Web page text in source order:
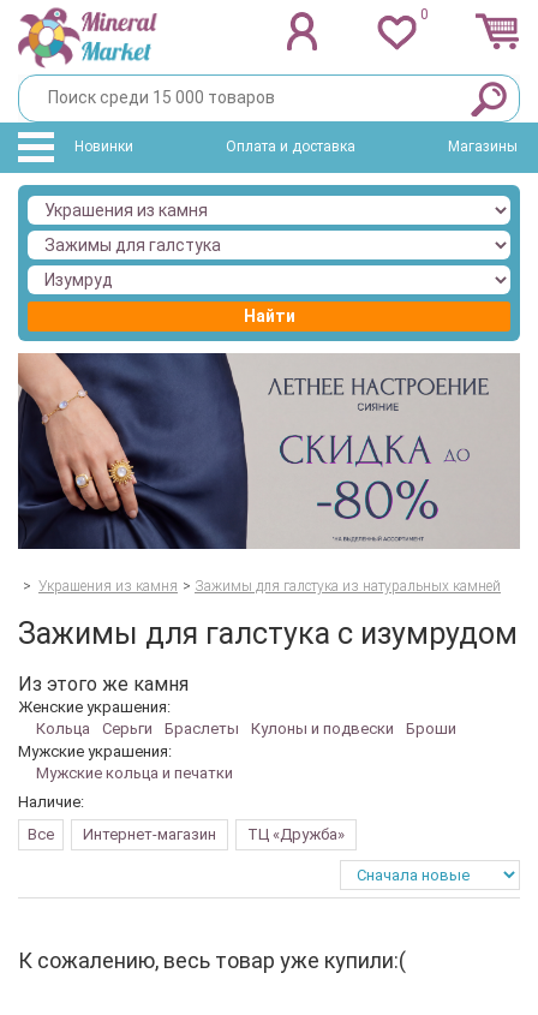
0
Новинки Оплата и доставка Магазины
Найти
> Украшения из камня > Зажимы для галстука из натуральных камней
Зажимы для галстука с изумрудом
Из этого же камня
Женские украшения:
Кольца
Серьги Браслеты Кулоны и подвески
Броши
Мужские украшения:
Мужские кольца и печатки
Наличие:
Все
Интернет-магазин ТЦ «Дружба»
К сожалению, весь товар уже купили:(